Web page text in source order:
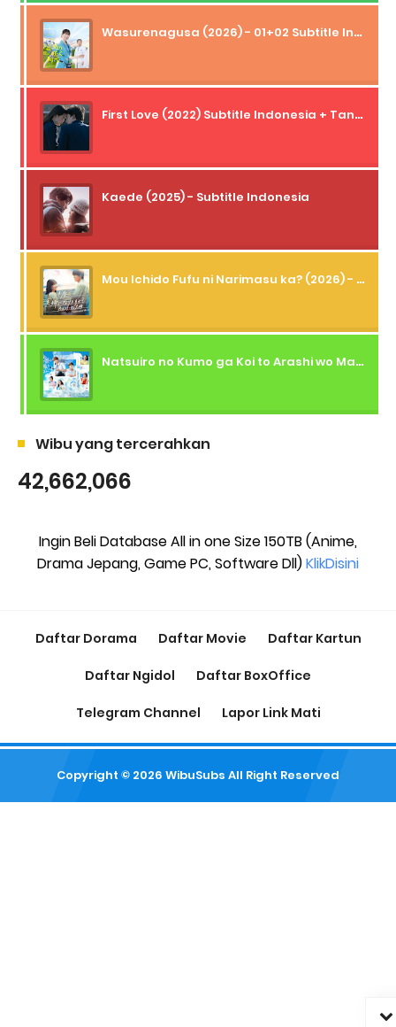
Wasurenagusa (2026) - 01+02 Subtitle Indonesia
First Love (2022) Subtitle Indonesia + Tanpa Iklan + Streaming + 1080p
Kaede (2025) - Subtitle Indonesia
Mou Ichido Fufu ni Narimasu ka? (2026) - 01 Subtitle Indonesia
Natsuiro no Kumo ga Koi to Arashi wo Makiokosu (2026) - 01 Subtitle Indonesia
Wibu yang tercerahkan
42,662,066
Ingin Beli Database All in one Size 150TB (Anime,
Drama Jepang, Game PC, Software Dll)KlikDisini
Daftar Dorama Daftar Movie Daftar Kartun
Daftar Ngidol Daftar BoxOffice
Telegram Channel Lapor Link Mati
Copyright © 2026 WibuSubs All Right Reserved